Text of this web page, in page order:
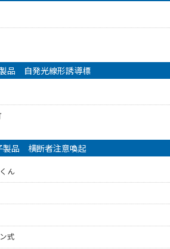
品 自発光線形誘導標
製品 横断者注意喚起
ん
式